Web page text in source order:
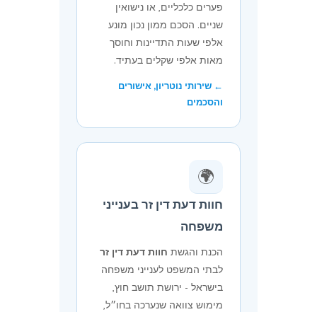
פערים כלכליים, או נישואין
שניים. הסכם ממון נכון מונע
אלפי שעות התדיינות וחוסך
מאות אלפי שקלים בעתיד.
← שירותי נוטריון, אישורים
והסכמים
🌍
חוות דעת דין זר בענייני
משפחה
הכנת והגשת חוות דעת דין זר
לבתי המשפט לענייני משפחה
בישראל - ירושת תושב חוץ,
מימוש צוואה שנערכה בחו״ל,